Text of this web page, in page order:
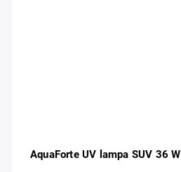
AquaForte UV lampa SUV 36 W